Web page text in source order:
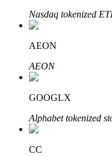
Partenaires Bitrue
Affiliés Bitrue
Nasdaq tokenized
AEON
AEON
GOOGLX
Alphabet tokenized
CC